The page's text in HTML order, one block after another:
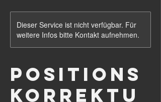
Dieser Service ist nicht verfügbar. Für
weitere Infos bitte Kontakt aufnehmen.
Positions
korrektu